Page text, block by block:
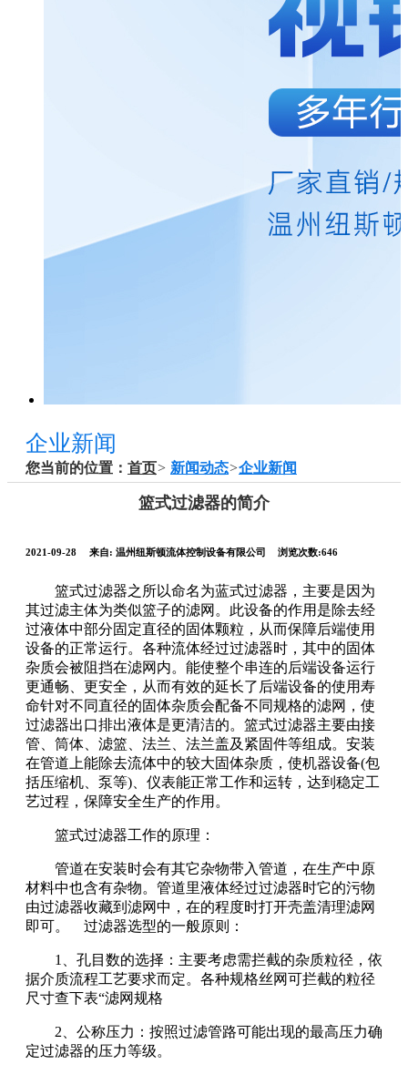
企业新闻
您当前的位置： 首页> 新闻动态>企业新闻
篮式过滤器的简介
2021-09-28 来自: 温州纽斯顿流体控制设备有限公司 浏览次数:646
篮式过滤器之所以命名为蓝式过滤器，主要是因为
其过滤主体为类似篮子的滤网。此设备的作用是除去经
过液体中部分固定直径的固体颗粒，从而保障后端使用
设备的正常运行。各种流体经过过滤器时，其中的固体
杂质会被阻挡在滤网内。能使整个串连的后端设备运行
更通畅、更安全，从而有效的延长了后端设备的使用寿
命针对不同直径的固体杂质会配备不同规格的滤网，使
过滤器出口排出液体是更清洁的。篮式过滤器主要由接
管、筒体、滤篮、法兰、法兰盖及紧固件等组成。安装
在管道上能除去流体中的较大固体杂质，使机器设备(包
括压缩机、泵等)、仪表能正常工作和运转，达到稳定工
艺过程，保障安全生产的作用。
篮式过滤器工作的原理：
管道在安装时会有其它杂物带入管道，在生产中原
材料中也含有杂物。管道里液体经过过滤器时它的污物
由过滤器收藏到滤网中，在的程度时打开壳盖清理滤网
即可。 过滤器选型的一般原则：
1、孔目数的选择：主要考虑需拦截的杂质粒径，依
据介质流程工艺要求而定。各种规格丝网可拦截的粒径
尺寸查下表“滤网规格
2、公称压力：按照过滤管路可能出现的最高压力确
定过滤器的压力等级。